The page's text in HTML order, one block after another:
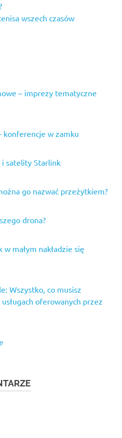
wszech czasów
– imprezy tematyczne
konferencje w zamku
i satelity Starlink
go nazwać przeżytkiem?
drona?
małym nakładzie się
Wszystko, co musisz
oferowanych przez